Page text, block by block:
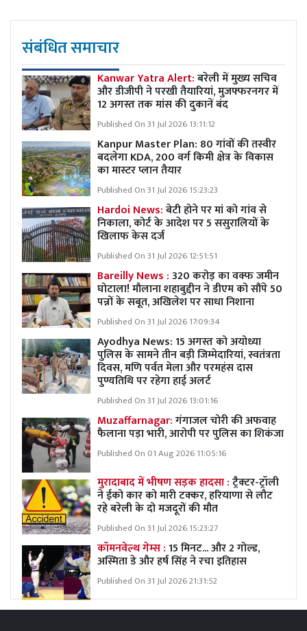
संबंधित समाचार
Kanwar Yatra Alert:बरेली में मुख्य सचिव
और डीजीपी ने परखी तैयारियां, मुजफ्फरनगर में
12 अगस्त तक मांस की दुकानें बंद
Published On 31 Jul 2026 13:11:12
Kanpur Master Plan: 80 गांवों की तस्वीर
बदलेगा KDA, 200 वर्ग किमी क्षेत्र के विकास
का मास्टर प्लान तैयार
Published On 31 Jul 2026 15:23:23
Hardoi News:बेटी होने पर मां को गांव से
निकाला, कोर्ट के आदेश पर 5 ससुरालियों के
खिलाफ केस दर्ज
Published On 31 Jul 2026 12:51:51
Bareilly News :320 करोड़ का वक्फ जमीन
घोटाला! मौलाना शहाबुद्दीन ने डीएम को सौंपे 50
पन्नों के सबूत, अखिलेश पर साधा निशाना
Published On 31 Jul 2026 17:09:34
Ayodhya News: 15 अगस्त को अयोध्या
पुलिस के सामने तीन बड़ी जिम्मेदारियां, स्वतंत्रता
दिवस, मणि पर्वत मेला और परमहंस दास
पुण्यतिथि पर रहेगा हाई अलर्ट
Published On 31 Jul 2026 13:01:16
Muzaffarnagar:गंगाजल चोरी की अफवाह
फैलाना पड़ा भारी, आरोपी पर पुलिस का शिकंजा
Published On 01 Aug 2026 11:05:16
मुरादाबाद में भीषण सड़क हादसा :ट्रैक्टर-ट्रॉली
ने ईको कार को मारी टक्कर, हरियाणा से लौट
रहे बरेली के दो मजदूरों की मौत
Published On 31 Jul 2026 15:23:27
कॉमनवेल्थ गेम्स :15 मिनट... और 2 गोल्ड,
अस्मिता डे और हर्ष सिंह ने रचा इतिहास
Published On 31 Jul 2026 21:31:52